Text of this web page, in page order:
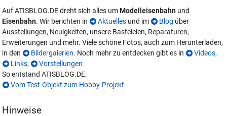
Auf ATISBLOG.DE dreht sich alles umModelleisenbahn und
Eisenbahn. Wir berichten in Aktuelles und im Blog über
Ausstellungen, Neuigkeiten, unsere Basteleien, Reparaturen,
Erweiterungen und mehr. Viele schöne Fotos, auch zum Herunterladen,
in den
Bildergalerien. Noch mehr zu entdecken gibt es in Videos,
Links,
Vorstellungen
So entstand ATISBLOG.DE:
Vom Test-Objekt zum Hobby-Projekt
Hinweise